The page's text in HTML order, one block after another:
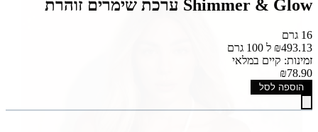
Shimmer & Glow ערכת שימרים זוהרת
16 גרם
₪493.13 ל 100 גרם
זמינות: קיים במלאי
₪78.90
הוספה לסל